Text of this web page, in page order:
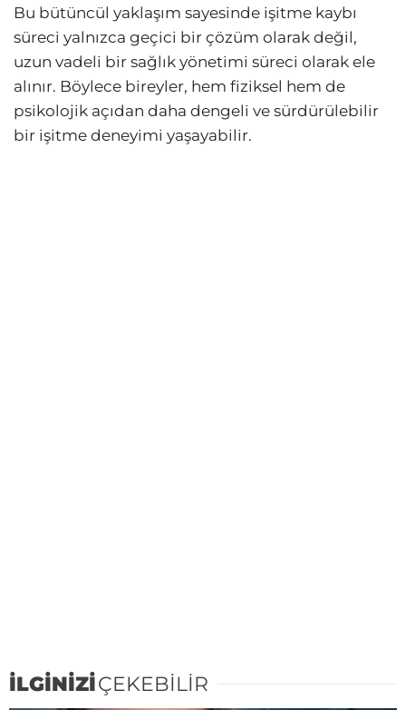
Bu bütüncül yaklaşım sayesinde işitme kaybı
süreci yalnızca geçici bir çözüm olarak değil,
uzun vadeli bir sağlık yönetimi süreci olarak ele
alınır. Böylece bireyler, hem fiziksel hem de
psikolojik açıdan daha dengeli ve sürdürülebilir
bir işitme deneyimi yaşayabilir.
İLGİNİZİÇEKEBİLİR